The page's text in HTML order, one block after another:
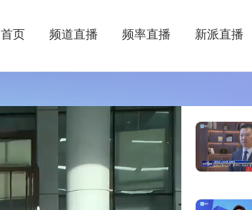
首页 频道直播 频率直播 新派直播